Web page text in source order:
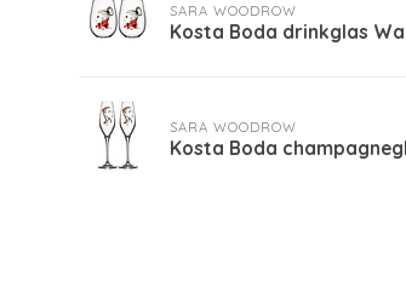
SARA WOODROW
Kosta Boda drinkglas
SARA WOODROW
Kosta Boda